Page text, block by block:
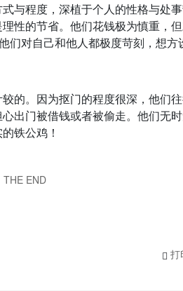
与程度，深植于个人的性格与处
性的节省。他们花钱极为慎重，
对自己和他人都极度苛刻，想方
的。因为抠门的程度很深，他们往
出门被借钱或者被偷走。他们无
铁公鸡！
THE END
打